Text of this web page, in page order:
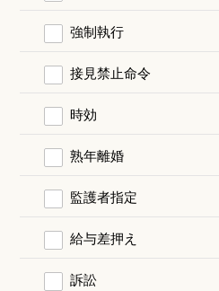
強制執行
接見禁止命令
時効
熟年離婚
監護者指定
給与差押え
訴訟